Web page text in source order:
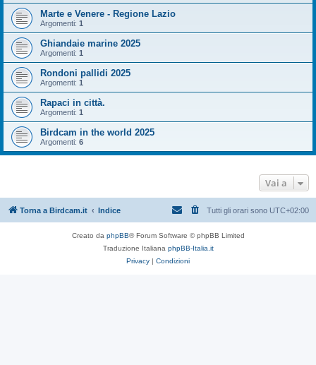
Marte e Venere - Regione Lazio
Argomenti: 1
Ghiandaie marine 2025
Argomenti: 1
Rondoni pallidi 2025
Argomenti: 1
Rapaci in città.
Argomenti: 1
Birdcam in the world 2025
Argomenti: 6
Vai a
Torna a Birdcam.it Indice Tutti gli orari sono UTC+02:00
Creato da phpBB® Forum Software © phpBB Limited
Traduzione Italiana phpBB-Italia.it
Privacy | Condizioni